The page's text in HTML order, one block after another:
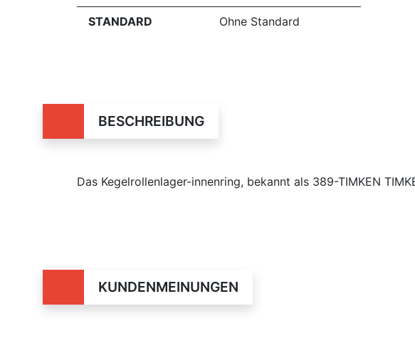
STANDARD Ohne Standard
BESCHREIBUNG
Das Kegelrollenlager-innenring, bekannt als 389-TIMKEN
KUNDENMEINUNGEN